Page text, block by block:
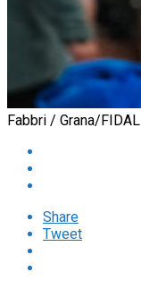
Fabbri / Grana/FIDAL
Share
Tweet